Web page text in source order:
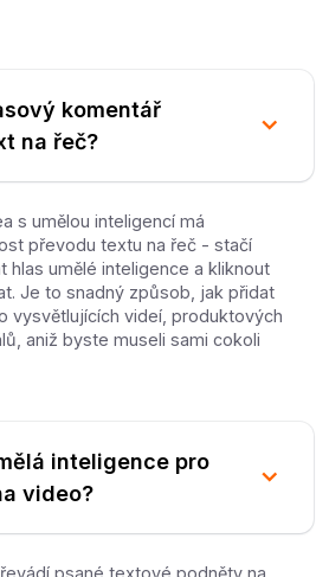
komentář
na řeč?
s umělou inteligencí má
převodu textu na řeč - stačí
hlas umělé inteligence a kliknout
Je to snadný způsob, jak přidat
vysvětlujících videí, produktových
aniž byste museli sami cokoli
inteligence pro
video?
psané textové podněty na